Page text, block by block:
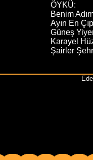
ÖYKÜ:
Benim
Ayın En
Güneş
Karayel
Şairler